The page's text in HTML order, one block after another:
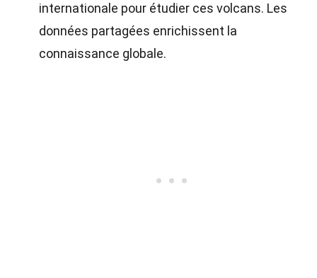
internationale pour étudier ces volcans. Les
données partagées enrichissent la
connaissance globale.